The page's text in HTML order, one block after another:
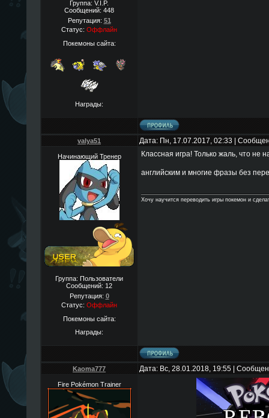
Группа: V.I.P.
Сообщений: 448
Репутация: 51
Статус: Оффлайн
Покемоны сайта:
Награды:
valya51 Дата: Пн, 17.07.2017, 02:33 |
Начинающий Тренер
Группа: Пользователи
Сообщений: 12
Репутация: 0
Статус: Оффлайн
Покемоны сайта:
Награды:
Классная игра! Только жаль, что не
английским и многие фразы без
Хочу научится переводить игры покемон и
Kaoma777 Дата: Вс, 28.01.2018, 19:55 |
Fire Pokémon Trainer